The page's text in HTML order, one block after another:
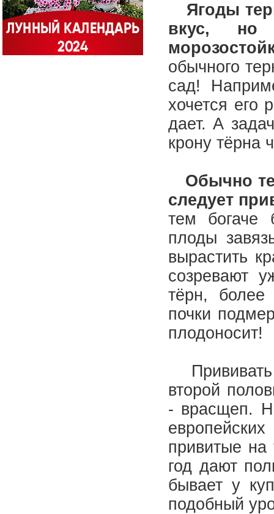
Ягоды
вкус, но
обычного
сад!
хочется его
дает. А
крону тёрна
Обычно
следует
тем богаче
плоды
вырастить
созревают
тёрн, более
почки
плодоносит!
Прививать
второй
- врасщеп.
привитые на
год дают
бывает у
подобный